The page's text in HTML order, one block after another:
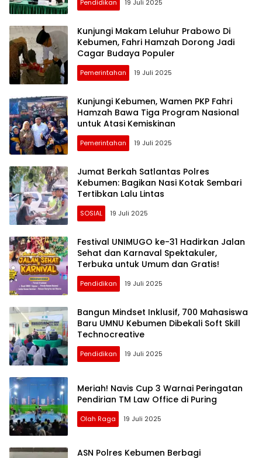
Pendidikan 19 Juli 2025
Kunjungi Makam Leluhur Prabowo Di
Kebumen, Fahri Hamzah Dorong Jadi
Cagar Budaya Populer
Pemerintahan 19 Juli 2025
Kunjungi Kebumen, Wamen PKP Fahri
Hamzah Bawa Tiga Program Nasional
untuk Atasi Kemiskinan
Pemerintahan 19 Juli 2025
Jumat Berkah Satlantas Polres
Kebumen: Bagikan Nasi Kotak Sembari
Tertibkan Lalu Lintas
SOSIAL 19 Juli 2025
Festival UNIMUGO ke-31 Hadirkan Jalan
Sehat dan Karnaval Spektakuler,
Terbuka untuk Umum dan Gratis!
Pendidikan 19 Juli 2025
Bangun Mindset Inklusif, 700 Mahasiswa
Baru UMNU Kebumen Dibekali Soft Skill
Technocreative
Pendidikan 19 Juli 2025
Meriah! Navis Cup 3 Warnai Peringatan
Pendirian TM Law Office di Puring
Olah Raga 19 Juli 2025
ASN Polres Kebumen Berbagi